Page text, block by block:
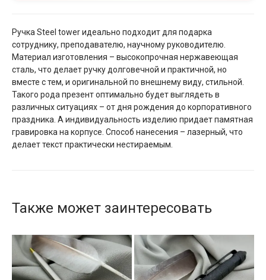
Ручка Steel tower идеально подходит для подарка
сотруднику, преподавателю, научному руководителю.
Материал изготовления – высокопрочная нержавеющая
сталь, что делает ручку долговечной и практичной, но
вместе с тем, и оригинальной по внешнему виду, стильной.
Такого рода презент оптимально будет выглядеть в
различных ситуациях – от дня рождения до корпоративного
праздника. А индивидуальность изделию придает памятная
гравировка на корпусе. Способ нанесения – лазерный, что
делает текст практически нестираемым.
Также может заинтересовать